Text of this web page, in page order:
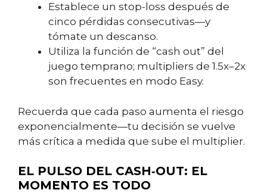
Establece un stop-loss después de
cinco pérdidas consecutivas—y
tómate un descanso.
Utiliza la función de “cash out” del
juego temprano; multipliers de 1.5x–2x
son frecuentes en modo Easy.
Recuerda que cada paso aumenta el riesgo
exponencialmente—tu decisión se vuelve
más crítica a medida que sube el multiplier.
EL PULSO DEL CASH‑OUT: EL
MOMENTO ES TODO